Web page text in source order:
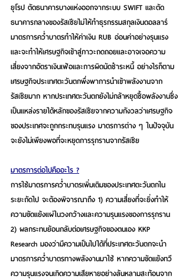
ยุโรป ตัดธนาคารบางแห่งออกจากระบบ SWIFT และตัด
ธนาคารกลางของรัสเซียไม่ให้ทำธุรกรรมสกุลเงินดอลลาร์
มาตรการคว่ำบาตรทำให้ค่าเงิน RUB อ่อนค่าอย่างรุนแรง
และจะทำให้เศรษฐกิจเข้าสู่ภาวะถดถอยและอาจเจอความ
เสี่ยงจากอัตราเงินเฟ้อและการผิดนัดชำระหนี้ อย่างไรก็ตาม
เศรษฐกิจประเทศตะวันตกพึ่งพาการนำเข้าพลังงานจาก
รัสเซียมาก หากประเทศตะวันตกยังไม่กล้าหยุดซื้อพลังงานซึ่ง
เป็นแหล่งรายได้หลักของรัสเซียจากความกังวลว่าเศรษฐกิจ
ของประเทศจะถูกกระทบรุนแรง มาตรการต่าง ๆ ในปัจจุบัน
จะยังไม่เพียงพอที่จะหยุดการรุกรานจากรัสเซีย
มาตรการต่อไปคืออะไร ?
การใช้มาตรการคว่ำบาตรเพิ่มเติมของประเทศตะวันตกใน
ระยะถัดไป จะต้องพิจารณาถึง 1) ความเสี่ยงที่จะยิ่งทำให้
ความขัดแย้งแผ่ในวงกว้างและความรุนแรงของการรุกราน
2) ผลกระทบย้อนกลับต่อเศรษฐกิจของตนเอง KKP
Research มองว่ามีความเป็นไปได้ที่ประเทศตะวันตกจะนำ
มาตรการคว่ำบาตรทางพลังงานมาใช้ หากความขัดแย้งทวี
ความรุนแรงจนเกิดความเสียหายอย่างล้นหลามสะท้อนจาก